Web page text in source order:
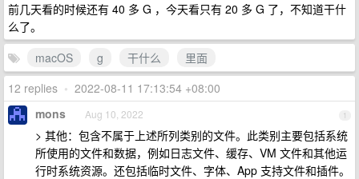
前几天看的时候还有 40 多 G ，今天看只有 20 多 G 了，不知道干什
么了。
macOS
g 干什么
里面
12 replies • 2022-08-11 17:13:54 +08:00
1
mons Aug 10, 2022
> 其他：包含不属于上述所列类别的文件。此类别主要包括系统
所使用的文件和数据，例如日志文件、缓存、VM 文件和其他运
行时系统资源。还包括临时文件、字体、App 支持文件和插件。